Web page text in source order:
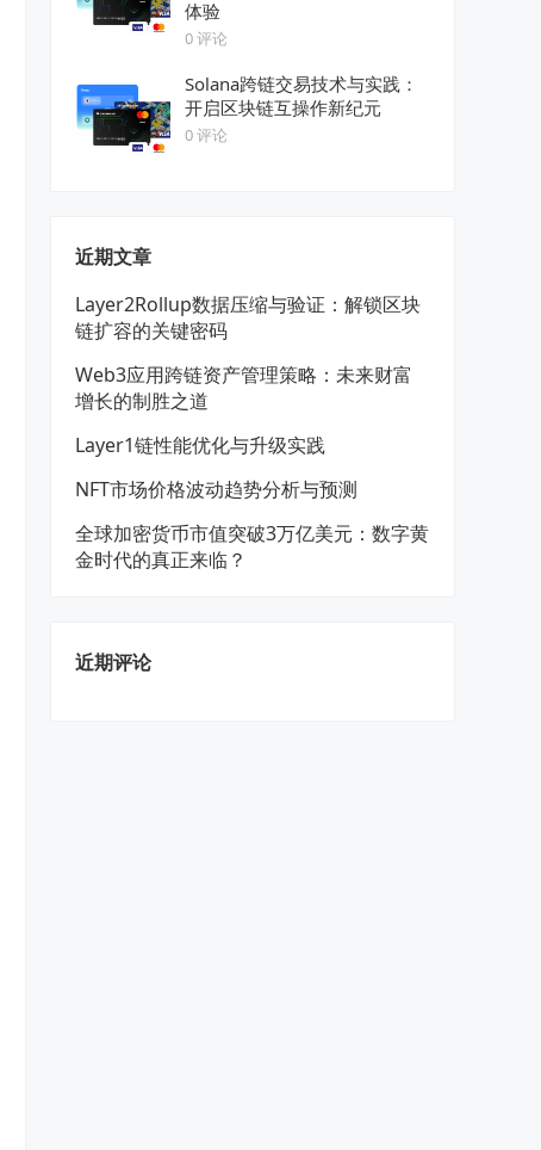
体验
0 评论
Solana跨链交易技术与实践：
开启区块链互操作新纪元
0 评论
近期文章
Layer2Rollup数据压缩与验证：解锁区块
链扩容的关键密码
Web3应用跨链资产管理策略：未来财富
增长的制胜之道
Layer1链性能优化与升级实践
NFT市场价格波动趋势分析与预测
全球加密货币市值突破3万亿美元：数字黄
金时代的真正来临？
近期评论